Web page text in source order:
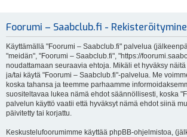
Foorumi – Saabclub.fi -
Käyttämällä "Foorumi – Saabclub.fi" palvelua
"meidän", "Foorumi – Saabclub.fi", "https://
noudattamaan seuraavia ehtoja. Mikäli et hyväksy
ja/tai käytä "Foorumi – Saabclub.fi"-palvelua. Me
koska tahansa ja teemme parhaamme
suositeltavaa lukea nämä ehdot säännöllisesti, koska
palvelun käyttö vaatii että hyväksyt nämä ehdot siinä
päivitetty tai korjattu.
Keskustelufoorumimme käyttää phpBB-ohjelmistoa,